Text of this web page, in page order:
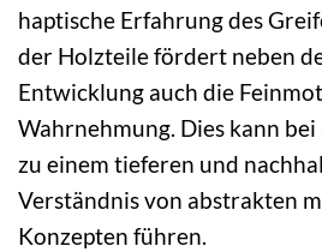
haptische Erfahrung des
der Holzteile fördert neben
Entwicklung auch die
Wahrnehmung. Dies kann
zu einem tieferen und
Verständnis von abstrakten
Konzepten führen.